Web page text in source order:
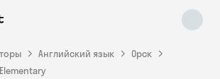
Английский язык
Орск
Elementary